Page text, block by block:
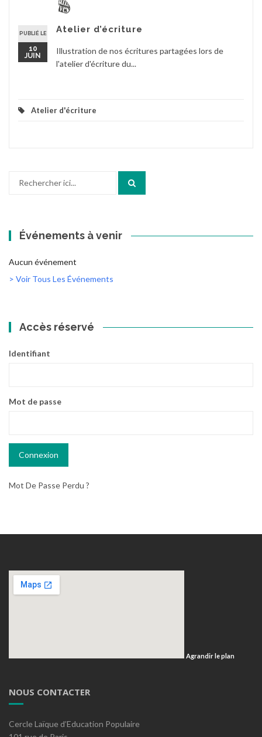
PUBLIÉ LE
10
JUIN
Atelier d’écriture
Illustration de nos écritures partagées lors de
l'atelier d'écriture du...
Atelier d'écriture
Événements à venir
Aucun événement
> Voir Tous Les Événements
Accès réservé
Identifiant
Mot de passe
Mot De Passe Perdu ?
Agrandir le plan
NOUS CONTACTER
Cercle Laïque d’Education Populaire